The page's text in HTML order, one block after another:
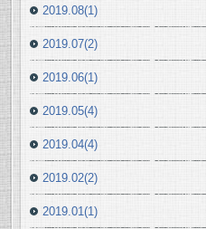
2019.08(1)
2019.07(2)
2019.06(1)
2019.05(4)
2019.04(4)
2019.02(2)
2019.01(1)